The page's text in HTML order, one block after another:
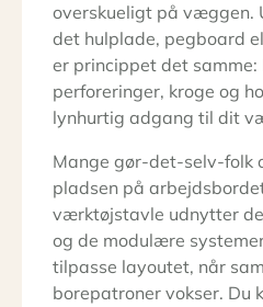
overskueligt på væggen.
det hulplade, pegboard
er princippet det samme:
perforeringer, kroge og
lynhurtig adgang til dit
Mange gør-det-selv-folk
pladsen på
værktøjstavle udnytter
og de modulære
tilpasse layoutet, når
borepatroner vokser. Du